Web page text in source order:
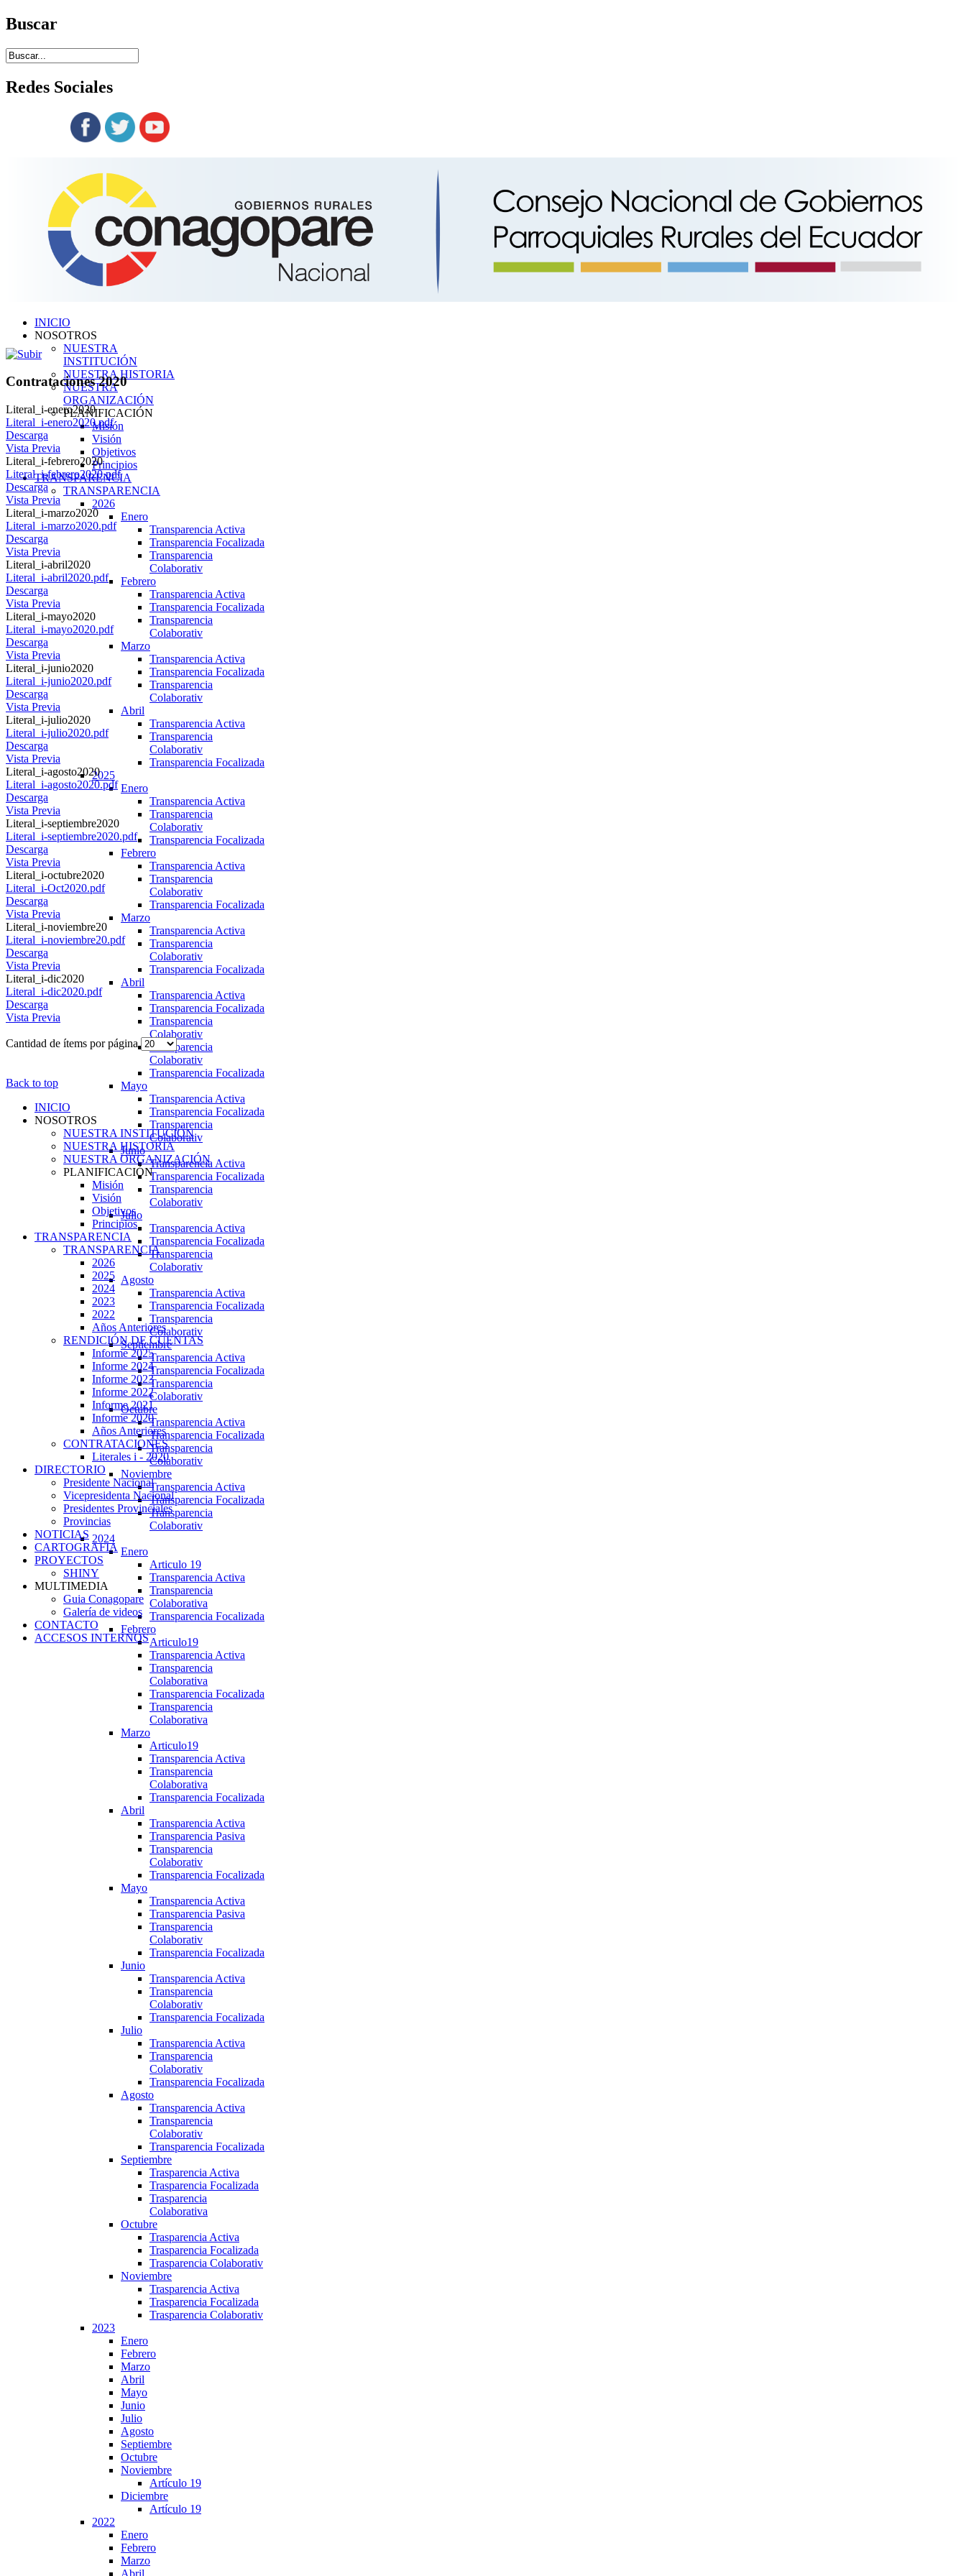
Buscar
Redes Sociales
INICIO
NOSOTROS
NUESTRA
INSTITUCIÓN
NUESTRA HISTORIA
NUESTRA
ORGANIZACIÓN
PLANIFICACIÓN
Misión
Visión
Objetivos
Principios
TRANSPARENCIA
TRANSPARENCIA
2026
Enero
Transparencia Activa
Transparencia Focalizada
Transparencia
Colaborativ
Febrero
Transparencia Activa
Transparencia Focalizada
Transparencia
Colaborativ
Marzo
Transparencia Activa
Transparencia Focalizada
Transparencia
Colaborativ
Abril
Transparencia Activa
Transparencia
Colaborativ
Transparencia Focalizada
2025
Enero
Transparencia Activa
Transparencia
Colaborativ
Transparencia Focalizada
Febrero
Transparencia Activa
Transparencia
Colaborativ
Transparencia Focalizada
Marzo
Transparencia Activa
Transparencia
Colaborativ
Transparencia Focalizada
Abril
Transparencia Activa
Transparencia Focalizada
Transparencia
Colaborativ
Transparencia
Colaborativ
Transparencia Focalizada
Mayo
Transparencia Activa
Transparencia Focalizada
Transparencia
Colaborativ
Junio
Transparencia Activa
Transparencia Focalizada
Transparencia
Colaborativ
Julio
Transparencia Activa
Transparencia Focalizada
Transparencia
Colaborativ
Agosto
Transparencia Activa
Transparencia Focalizada
Transparencia
Colaborativ
Septiembre
Transparencia Activa
Transparencia Focalizada
Transparencia
Colaborativ
Octubre
Transparencia Activa
Transparencia Focalizada
Transparencia
Colaborativ
Noviembre
Transparencia Activa
Transparencia Focalizada
Transparencia
Colaborativ
2024
Enero
Articulo 19
Transparencia Activa
Transparencia
Colaborativa
Transparencia Focalizada
Febrero
Articulo19
Transparencia Activa
Transparencia
Colaborativa
Transparencia Focalizada
Transparencia
Colaborativa
Marzo
Articulo19
Transparencia Activa
Transparencia
Colaborativa
Transparencia Focalizada
Abril
Transparencia Activa
Transparencia Pasiva
Transparencia
Colaborativ
Transparencia Focalizada
Mayo
Transparencia Activa
Transparencia Pasiva
Transparencia
Colaborativ
Transparencia Focalizada
Junio
Transparencia Activa
Transparencia
Colaborativ
Transparencia Focalizada
Julio
Transparencia Activa
Transparencia
Colaborativ
Transparencia Focalizada
Agosto
Transparencia Activa
Transparencia
Colaborativ
Transparencia Focalizada
Septiembre
Trasparencia Activa
Trasparencia Focalizada
Trasparencia
Colaborativa
Octubre
Trasparencia Activa
Trasparencia Focalizada
Trasparencia Colaborativ
Noviembre
Trasparencia Activa
Trasparencia Focalizada
Trasparencia Colaborativ
2023
Enero
Febrero
Marzo
Abril
Mayo
Junio
Julio
Agosto
Septiembre
Octubre
Noviembre
Artículo 19
Diciembre
Artículo 19
2022
Enero
Febrero
Marzo
Abril
Contrataciones 2020
Literal_i-enero2020
Literal_i-enero2020.pdf
Descarga
Vista Previa
Literal_i-febrero2020
Literal_i-febrero2020.pdf
Descarga
Vista Previa
Literal_i-marzo2020
Literal_i-marzo2020.pdf
Descarga
Vista Previa
Literal_i-abril2020
Literal_i-abril2020.pdf
Descarga
Vista Previa
Literal_i-mayo2020
Literal_i-mayo2020.pdf
Descarga
Vista Previa
Literal_i-junio2020
Literal_i-junio2020.pdf
Descarga
Vista Previa
Literal_i-julio2020
Literal_i-julio2020.pdf
Descarga
Vista Previa
Literal_i-agosto2020
Literal_i-agosto2020.pdf
Descarga
Vista Previa
Literal_i-septiembre2020
Literal_i-septiembre2020.pdf
Descarga
Vista Previa
Literal_i-octubre2020
Literal_i-Oct2020.pdf
Descarga
Vista Previa
Literal_i-noviembre20
Literal_i-noviembre20.pdf
Descarga
Vista Previa
Literal_i-dic2020
Literal_i-dic2020.pdf
Descarga
Vista Previa
Cantidad de ítems por página
Back to top
INICIO
NOSOTROS
NUESTRA INSTITUCIÓN
NUESTRA HISTORIA
NUESTRA ORGANIZACIÓN
PLANIFICACIÓN
Misión
Visión
Objetivos
Principios
TRANSPARENCIA
TRANSPARENCIA
2026
2025
2024
2023
2022
Años Anteriores
RENDICIÓN DE CUENTAS
Informe 2025
Informe 2024
Informe 2023
Informe 2022
Informe 2021
Informe 2020
Años Anteriores
CONTRATACIONES
Literales i - 2020
DIRECTORIO
Presidente Nacional
Vicepresidenta Nacional
Presidentes Provinciales
Provincias
NOTICIAS
CARTOGRAFIA
PROYECTOS
SHINY
MULTIMEDIA
Guia Conagopare
Galería de videos
CONTACTO
ACCESOS INTERNOS